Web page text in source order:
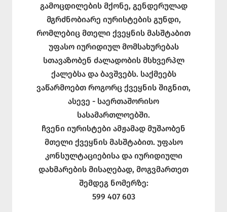
გამოცდილების მქონე, გენდერულად
მგრძნობიარე იურისტების გუნდი,
რომლებიც მთელი ქვეყნის მასშტაბით
უფასო იურიდიულ მომსახურებას
სთავაზობენ ძალადობის მსხვერპლ
ქალებსა და ბავშვებს. საქმეებს
ვაწარმოებთ როგორც ქვეყნის შიგნით,
ასევე - საერთაშორისო
სასამართლოებში.
ჩვენი იურისტები ამჟამად მუშაობენ
მთელი ქვეყნის მასშტაბით. უფასო
კონსულტაციებისა და იურიდიული
დახმარების მისაღებად, მოგვმართეთ
შემდეგ ნომერზე:
599 407 603